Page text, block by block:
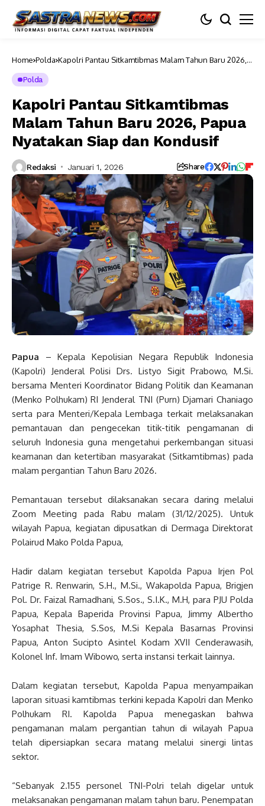
Home Polda Kapolri Pantau Sitkamtibmas Malam Tahun Baru 2026,
Polda
Kapolri Pantau Sitkamtibmas
Malam Tahun Baru 2026, Papua
Nyatakan Siap dan Kondusif
Redaksi Januari 1, 2026 Share
Papua – Kepala Kepolisian Negara Republik Indonesia
(Kapolri) Jenderal Polisi Drs. Listyo Sigit Prabowo, M.Si.
bersama Menteri Koordinator Bidang Politik dan Keamanan
(Menko Polhukam) RI Jenderal TNI (Purn) Djamari Chaniago
serta para Menteri/Kepala Lembaga terkait melaksanakan
pemantauan dan pengecekan titik-titik pengamanan di
seluruh Indonesia guna mengetahui perkembangan situasi
keamanan dan ketertiban masyarakat (Sitkamtibmas) pada
malam pergantian Tahun Baru 2026.
Pemantauan tersebut dilaksanakan secara daring melalui
Zoom Meeting pada Rabu malam (31/12/2025). Untuk
wilayah Papua, kegiatan dipusatkan di Dermaga Direktorat
Polairud Mako Polda Papua,
Hadir dalam kegiatan tersebut Kapolda Papua Irjen Pol
Patrige R. Renwarin, S.H., M.Si., Wakapolda Papua, Brigjen
Pol. Dr. Faizal Ramadhani, S.Sos., S.I.K., M.H, para PJU Polda
Papua, Kepala Baperida Provinsi Papua, Jimmy Albertho
Yosaphat Thesia, S.Sos, M.Si Kepala Basarnas Provinsi
Papua, Anton Sucipto Asintel Kodam XVII Cenderawasih,
Kolonel Inf. Imam Wibowo, serta instansi terkait lainnya.
Dalam kegiatan tersebut, Kapolda Papua menyampaikan
laporan situasi kamtibmas terkini kepada Kapolri dan Menko
Polhukam RI. Kapolda Papua menegaskan bahwa
pengamanan malam pergantian tahun di wilayah Papua
telah dipersiapkan secara matang melalui sinergi lintas
sektor.
“Sebanyak 2.155 personel TNI-Polri telah digelar untuk
melaksanakan pengamanan malam tahun baru. Penempatan